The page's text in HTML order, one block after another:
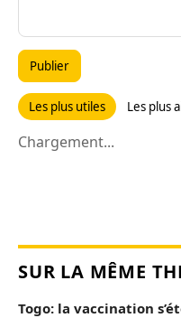
Publier
Les plus utiles Les plus
Chargement...
SUR LA MÊME
Togo: la vaccination